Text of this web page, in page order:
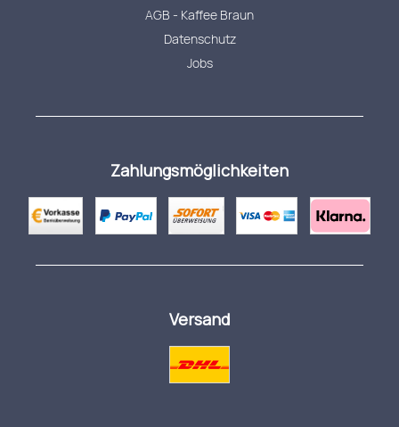
AGB - Kaffee Braun
Datenschutz
Jobs
Zahlungsmöglichkeiten
Versand